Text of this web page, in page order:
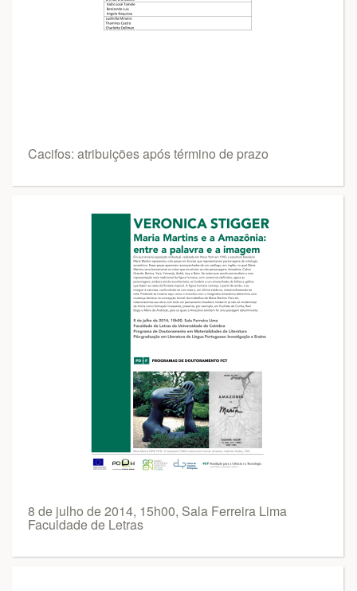
Cacifos: atribuições após término de prazo
8 de julho de 2014, 15h00, Sala Ferreira Lima
Faculdade de Letras